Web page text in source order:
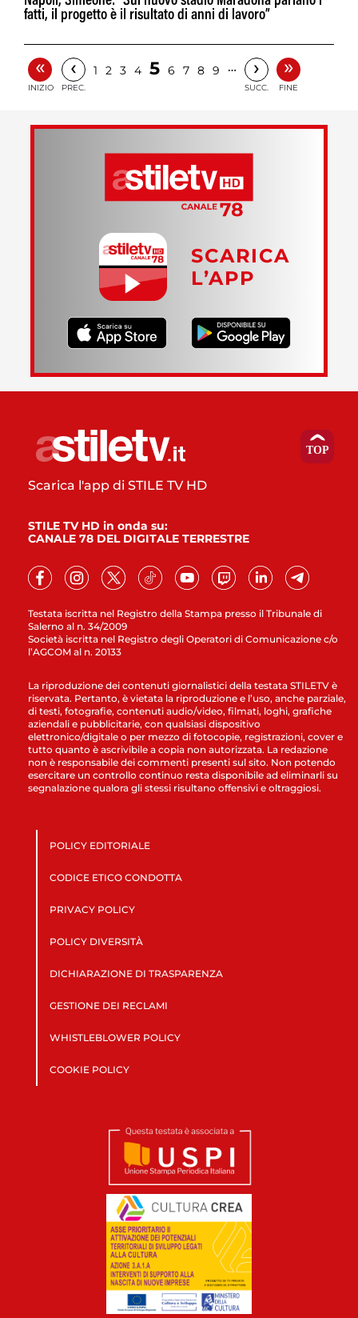
fatti, il progetto è il risultato di anni di lavoro”
«
INIZIO
‹
PREC.
1 2 3 4 5 6 7 8 9 … ›
SUCC.
»
FINE
SCARICA
L’APP
Testata iscritta nel Registro della Stampa presso il Tribunale di
Salerno al n. 34/2009
Società iscritta nel Registro degli Operatori di Comunicazione c/o
l’AGCOM al n. 20133
Scarica l'app di STILE TV HD
STILE TV HD in onda su:
CANALE 78 DEL DIGITALE TERRESTRE
La riproduzione dei contenuti giornalistici della testata STILETV è
riservata. Pertanto, è vietata la riproduzione e l’uso, anche parziale,
di testi, fotografie, contenuti audio/video, filmati, loghi, grafiche
aziendali e pubblicitarie, con qualsiasi dispositivo
elettronico/digitale o per mezzo di fotocopie, registrazioni, cover e
tutto quanto è ascrivibile a copia non autorizzata. La redazione
non è responsabile dei commenti presenti sul sito. Non potendo
esercitare un controllo continuo resta disponibile ad eliminarli su
segnalazione qualora gli stessi risultano offensivi e oltraggiosi.
POLICY EDITORIALE
CODICE ETICO CONDOTTA
PRIVACY POLICY
POLICY DIVERSITÀ
DICHIARAZIONE DI TRASPARENZA
GESTIONE DEI RECLAMI
WHISTLEBLOWER POLICY
COOKIE POLICY